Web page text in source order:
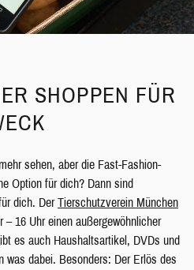
SHOPPEN FÜR
sehen, aber die Fast-Fashion-
Option für dich? Dann sind
dich. DerTierschutzverein München
16 Uhr einen außergewöhnlicher
es auch Haushaltsartikel, DVDs und
was dabei. Besonders: Der Erlös des